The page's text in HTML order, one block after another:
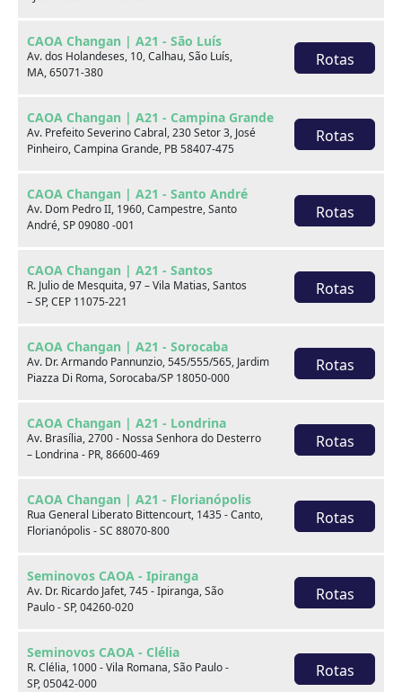
CAOA Changan | A21 - São Luís
Av. dos Holandeses, 10, Calhau, São Luís,
MA, 65071-380
Rotas
CAOA Changan | A21 - Campina Grande
Av. Prefeito Severino Cabral, 230 Setor 3, José
Pinheiro, Campina Grande, PB 58407-475
Rotas
CAOA Changan | A21 - Santo André
Av. Dom Pedro II, 1960, Campestre, Santo
André, SP 09080 -001
Rotas
CAOA Changan | A21 - Santos
R. Julio de Mesquita, 97 – Vila Matias, Santos
– SP, CEP 11075-221
Rotas
CAOA Changan | A21 - Sorocaba
Av. Dr. Armando Pannunzio, 545/555/565, Jardim
Piazza Di Roma, Sorocaba/SP 18050-000
Rotas
CAOA Changan | A21 - Londrina
Av. Brasília, 2700 - Nossa Senhora do Desterro
– Londrina - PR, 86600-469
Rotas
CAOA Changan | A21 - Florianópolis
Rua General Liberato Bittencourt, 1435 - Canto,
Florianópolis - SC 88070-800
Rotas
Seminovos CAOA - Ipiranga
Av. Dr. Ricardo Jafet, 745 - Ipiranga, São
Paulo - SP, 04260-020
Rotas
Seminovos CAOA - Clélia
R. Clélia, 1000 - Vila Romana, São Paulo -
SP, 05042-000
Rotas
Consulte por marca
Destaques